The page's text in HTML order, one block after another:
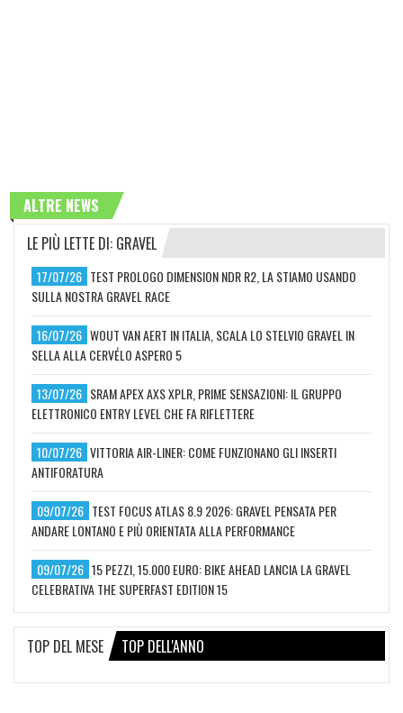
ALTRE NEWS
LE PIÙ LETTE DI: GRAVEL
17/07/26 TEST PROLOGO DIMENSION NDR R2, LA STIAMO USANDO
SULLA NOSTRA GRAVEL RACE
16/07/26 WOUT VAN AERT IN ITALIA, SCALA LO STELVIO GRAVEL IN
SELLA ALLA CERVÉLO ASPERO 5
13/07/26 SRAM APEX AXS XPLR, PRIME SENSAZIONI: IL GRUPPO
ELETTRONICO ENTRY LEVEL CHE FA RIFLETTERE
10/07/26 VITTORIA AIR-LINER: COME FUNZIONANO GLI INSERTI
ANTIFORATURA
09/07/26 TEST FOCUS ATLAS 8.9 2026: GRAVEL PENSATA PER
ANDARE LONTANO E PIÙ ORIENTATA ALLA PERFORMANCE
09/07/26 15 PEZZI, 15.000 EURO: BIKE AHEAD LANCIA LA GRAVEL
CELEBRATIVA THE SUPERFAST EDITION 15
TOP DEL MESE TOP DELL'ANNO